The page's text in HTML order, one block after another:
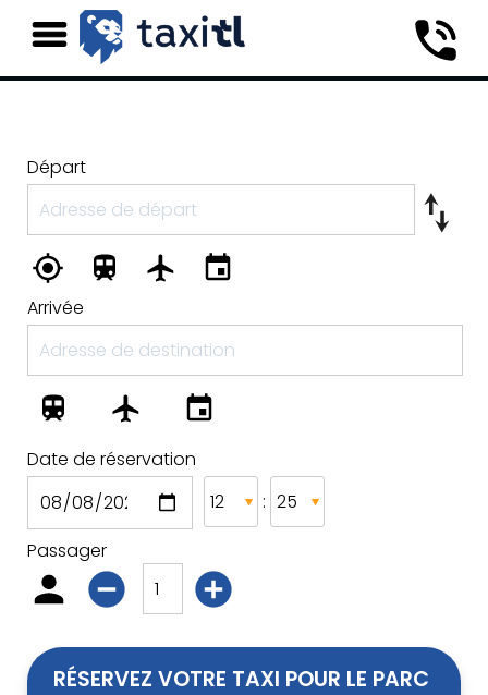
Départ
Arrivée
Date de réservation
:
Passager
RÉSERVEZ VOTRE TAXI POUR LE PARC